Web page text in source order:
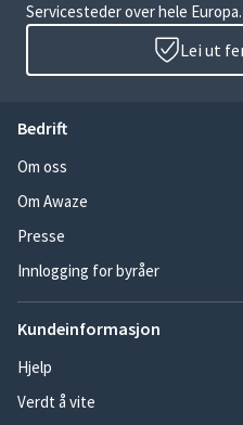
Servicesteder over hele
Lei ut
Bedrift
Om oss
Om Awaze
Presse
Innlogging for byråer
Kundeinformasjon
Hjelp
Verdt å vite